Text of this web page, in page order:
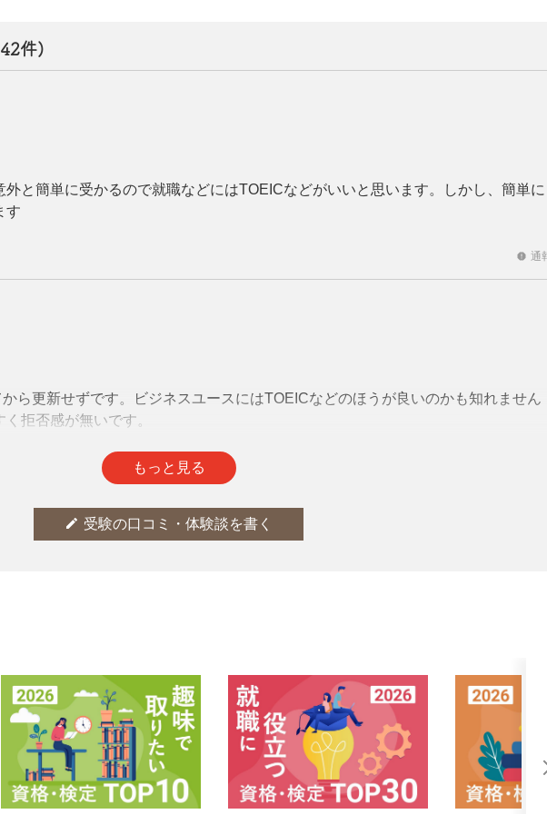
件)
と簡単に受かるので就職などにはTOEICなどがいいと思います。しかし、簡単に
す
report 通
更新せずです。ビジネスユースにはTOEICなどのほうが良いのかも知れません
拒否感が無いです。
もっと見る
edit 受験の口コミ・体験談を書く